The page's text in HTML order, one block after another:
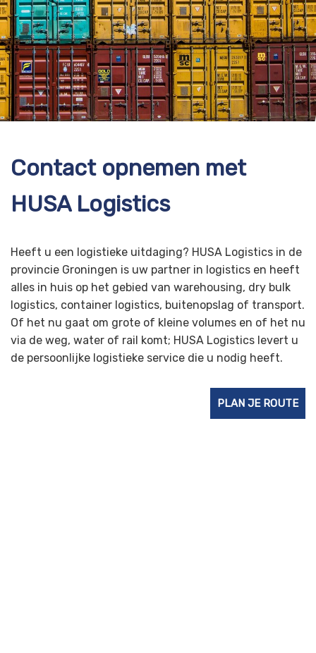
Contact opnemen met
HUSA Logistics
Heeft u een logistieke uitdaging? HUSA Logistics in de
provincie Groningen is uw partner in logistics en heeft
alles in huis op het gebied van warehousing, dry bulk
logistics, container logistics, buitenopslag of transport.
Of het nu gaat om grote of kleine volumes en of het nu
via de weg, water of rail komt; HUSA Logistics levert u
de persoonlijke logistieke service die u nodig heeft.
PLAN JE ROUTE